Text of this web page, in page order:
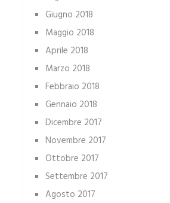
Giugno 2018
Maggio 2018
Aprile 2018
Marzo 2018
Febbraio 2018
Gennaio 2018
Dicembre 2017
Novembre 2017
Ottobre 2017
Settembre 2017
Agosto 2017